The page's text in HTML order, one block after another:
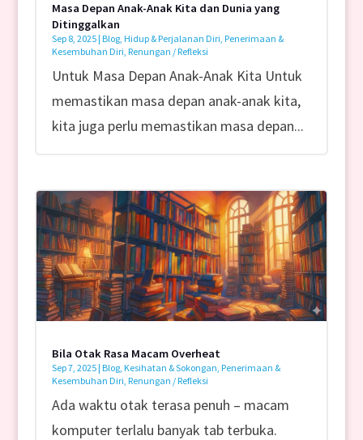
Masa Depan Anak-Anak Kita dan Dunia yang
Ditinggalkan
Sep 8, 2025| Blog, Hidup & Perjalanan Diri, Penerimaan &
Kesembuhan Diri, Renungan / Refleksi
Untuk Masa Depan Anak-Anak Kita Untuk
memastikan masa depan anak-anak kita,
kita juga perlu memastikan masa depan...
Bila Otak Rasa Macam Overheat
Sep 7, 2025| Blog, Kesihatan & Sokongan Penerimaan &
Kesembuhan Diri Renungan / Refleksi
Ada waktu otak terasa penuh – macam
komputer terlalu banyak tab terbuka.